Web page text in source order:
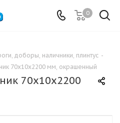
0
доборы, наличники, плинтус -
70х10х2200 мм, окрашенный
70х10х2200